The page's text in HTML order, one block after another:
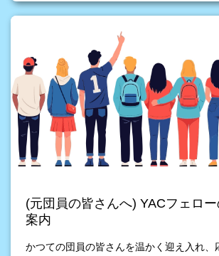
(元団員の皆さんへ) YACフェロ
案内
かつての団員の皆さんを温かく迎え入れ、